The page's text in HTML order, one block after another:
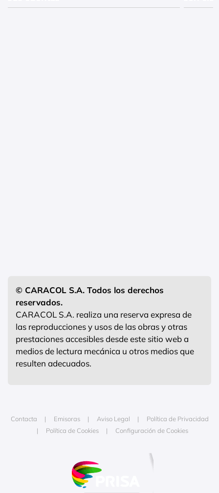
© CARACOL S.A. Todos los derechos
reservados.
CARACOL S.A. realiza una reserva expresa de
las reproducciones y usos de las obras y otras
prestaciones accesibles desde este sitio web a
medios de lectura mecánica u otros medios que
resulten adecuados.
Contacta Emisoras Aviso Legal
Política de Privacidad
Política de Cookies
Configuración de Cookies